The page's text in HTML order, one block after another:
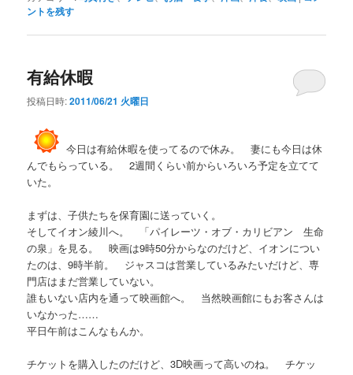
ントを残す
有給休暇
投稿日時:2011/06/21 火曜日
今日は有給休暇を使ってるので休み。 妻にも今日は休
んでもらっている。 2週間くらい前からいろいろ予定を立てて
いた。
まずは、子供たちを保育園に送っていく。
そしてイオン綾川へ。 「パイレーツ・オブ・カリビアン 生命
の泉」を見る。 映画は9時50分からなのだけど、イオンについ
たのは、9時半前。 ジャスコは営業しているみたいだけど、専
門店はまだ営業していない。
誰もいない店内を通って映画館へ。 当然映画館にもお客さんは
いなかった……
平日午前はこんなもんか。
チケットを購入したのだけど、3D映画って高いのね。 チケッ